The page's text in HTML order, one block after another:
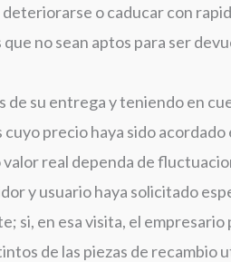
o caducar con
no sean aptos para ser
de su entrega y teniendo en
precio haya sido
real dependa de
y usuario haya solicitado
si, en esa visita, el
de las piezas de